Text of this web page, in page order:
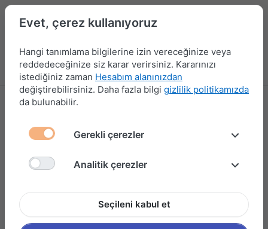
Menü Kampanyalar Yeni Ürünler Giriş yap
Evet, çerez kullanıyoruz
Hangi tanımlama bilgilerine izin vereceğinize veya
reddedeceğinize siz karar verirsiniz. Kararınızı
istediğiniz zaman Hesabım alanınızdan
değiştirebilirsiniz. Daha fazla bilgi gizlilik politikamızda
da bulunabilir.
Gerekli çerezler
Analitik çerezler
Seçileni kabul et